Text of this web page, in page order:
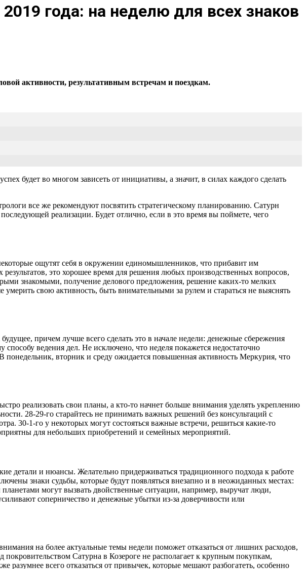
года: на неделю для всех знаков
активности, результативным встречам и поездкам.
будет во многом зависеть от инициативы, а значит, в силах каждого сделать
все же рекомендуют посвятить стратегическому планированию. Сатурн
реализации. Будет отлично, если в это время вы поймете, чего
ощутят себя в окружении единомышленников, что прибавит им
это хорошее время для решения любых производственных вопросов,
знакомыми, получение делового предложения, решение каких-то мелких
свою активность, быть внимательными за рулем и стараться не выяснять
причем лучше всего сделать это в начале недели: денежные сбережения
способу ведения дел. Не исключено, что неделя покажется недостаточно
понедельник, вторник и среду ожидается повышенная активность Меркурия, что
реализовать свои планы, а кто-то начнет больше внимания уделять укреплению
28-29-го старайтесь не принимать важных решений без консультаций с
30-1-го у некоторых могут состояться важные встречи, решиться какие-то
для небольших приобретений и семейных мероприятий.
детали и нюансы. Желательно придерживаться традиционного подхода к работе
знаки судьбы, которые будут появляться внезапно и в неожиданных местах:
могут вызвать двойственные ситуации, например, выручат люди,
соперничество и денежные убытки из-за доверчивости или
на более актуальные темы недели поможет отказаться от лишних расходов,
Сатурна в Козероге не располагает к крупным покупкам,
всего отказаться от привычек, которые мешают разбогатеть, особенно